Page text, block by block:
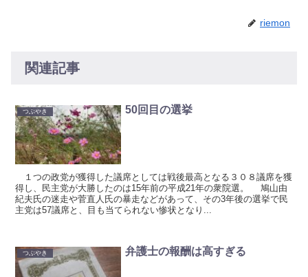
riemon
関連記事
つぶやき 50回目の選挙
１つの政党が獲得した議席としては戦後最高となる３０８議席を獲
得し、民主党が大勝したのは15年前の平成21年の衆院選。 鳩山由
紀夫氏の迷走や菅直人氏の暴走などがあって、その3年後の選挙で民
主党は57議席と、目も当てられない惨状となり...
つぶやき 弁護士の報酬は高すぎる